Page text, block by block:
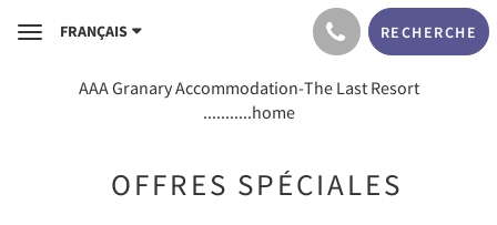
ToggleFRANÇAIS RECHERCHE
AAA Granary Accommodation-The Last Resort
...........home
OFFRES SPÉCIALES